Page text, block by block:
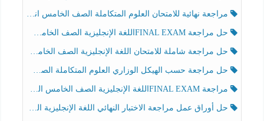
مراجعة نهائية للامتحان العلوم المتكاملة الصف الخامس انسبير الفصل الثالث
حل مراجعة FINAL EXAMاللغة الإنجليزية الصف الخامس الفصل الثالث
حل مراجعة شاملة للامتحان اللغة الإنجليزية الصف الخامس الفصل الثالث
حل مراجعة حسب الهيكل الوزاري العلوم المتكاملة الصف الخامس عام الفصل الثالث
مراجعة FINAL EXAMاللغة الإنجليزية الصف الخامس الفصل الثالث
حل أوراق عمل مراجعة الاختبار النهائي اللغة الإنجليزية الصف الرابع الفصل الثالث